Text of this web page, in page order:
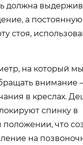
должна
а
стоя,
на который мы
внимание
в креслах.
спинку в
что
на